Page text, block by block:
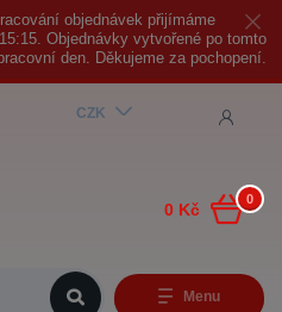
objednávek přijímáme
Objednávky vytvořené po tomto
den. Děkujeme za pochopení.
Menu
CZK
0
0 Kč